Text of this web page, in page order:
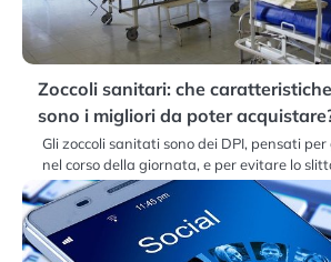
Zoccoli sanitari: che
sono i migliori da poter
Gli zoccoli sanitati sono dei DPI, pensati
nel corso della giornata, e per evitare lo